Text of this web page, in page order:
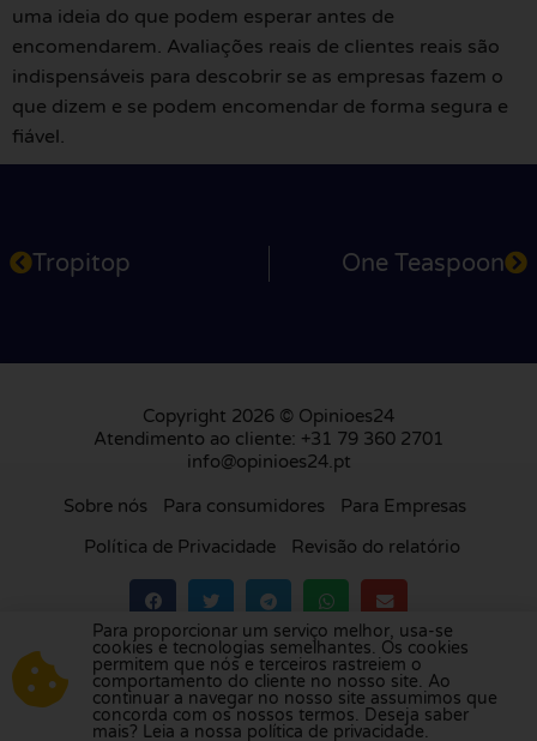
uma ideia do que podem esperar antes de
encomendarem. Avaliações reais de clientes reais são
indispensáveis para descobrir se as empresas fazem o
que dizem e se podem encomendar de forma segura e
fiável.
Tropitop One Teaspoon
Copyright 2026 © Opinioes24
Atendimento ao cliente: +31 79 360 2701
info@opinioes24.pt
Sobre nós Para consumidores
Para Empresas
Política de Privacidade
Revisão do relatório
Visite a nossa plataforma de avaliações na
Holanda,Reino Unido, França,Alemanha,
Bélgica,Espanha, Itália,Polónia,Dinamarca,
Para proporcionar um serviço melhor, usa-se
cookies e tecnologias semelhantes. Os cookies
permitem que nós e terceiros rastreiem o
comportamento do cliente no nosso site. Ao
continuar a navegar no nosso site assumimos que
concorda com os nossos termos. Deseja saber
mais? Leia a nossa política de privacidade.